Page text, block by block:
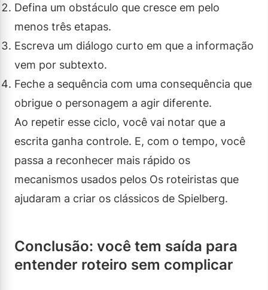
Defina um obstáculo que cresce em pelo
menos três etapas.
Escreva um diálogo curto em que a informação
vem por subtexto.
Feche a sequência com uma consequência que
obrigue o personagem a agir diferente.
Ao repetir esse ciclo, você vai notar que a
escrita ganha controle. E, com o tempo, você
passa a reconhecer mais rápido os
mecanismos usados pelos Os roteiristas que
ajudaram a criar os clássicos de Spielberg.
Conclusão: você tem saída para
entender roteiro sem complicar